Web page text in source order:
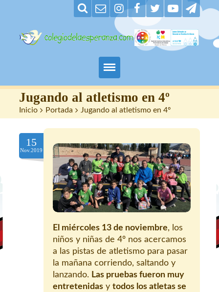
Padres
Alumnos
Maestros
Nuestro centro
Contacto
Jugando al atletismo en 4º
Inicio > Portada > Jugando al atletismo en 4º
15
Nov.2019
El miércoles 13 de noviembre, los
niños y niñas de 4º nos acercamos
a las pistas de atletismo para pasar
la mañana corriendo, saltando y
lanzando. Las pruebas fueron muy
entretenidas y todos los atletas se